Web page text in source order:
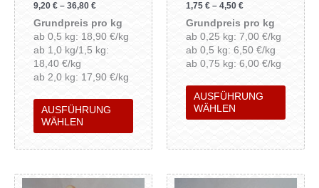
9,20€ –36,80€
Grundpreis pro kg
ab 0,5 kg: 18,90 €/kg
ab 1,0 kg/1,5 kg:
18,40 €/kg
ab 2,0 kg: 17,90 €/kg
AUSFÜHRUNG
WÄHLEN
Produktseite
gewählt
werden
1,75€ –4,50€
Grundpreis pro kg
ab 0,25 kg: 7,00 €/kg
ab 0,5 kg: 6,50 €/kg
ab 0,75 kg: 6,00 €/kg
AUSFÜHRUNG
WÄHLEN
gewählt
werden
Dieses
Dieses